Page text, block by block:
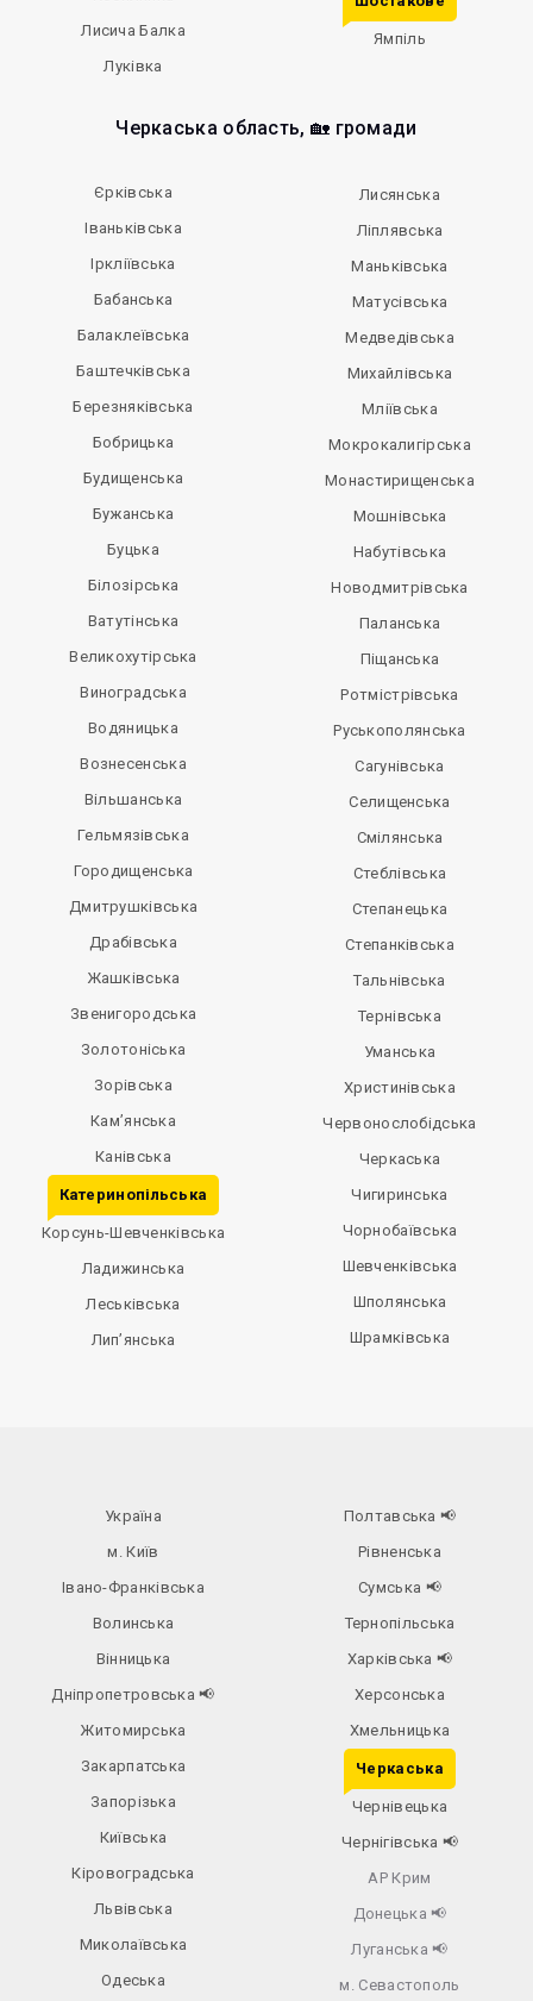
Лисича Балка
Луківка
Ямпіль
Черкаська область, 🏡 громади
Єрківська
Іваньківська
Іркліївська
Бабанська
Балаклеївська
Баштечківська
Березняківська
Бобрицька
Будищенська
Бужанська
Буцька
Білозірська
Ватутінська
Великохутірська
Виноградська
Водяницька
Вознесенська
Вільшанська
Гельмязівська
Городищенська
Дмитрушківська
Драбівська
Жашківська
Звенигородська
Золотоніська
Зорівська
Кам’янська
Канівська
Катеринопільська
Корсунь-Шевченківська
Ладижинська
Леськівська
Лип’янська
Лисянська
Ліплявська
Маньківська
Матусівська
Медведівська
Михайлівська
Мліївська
Мокрокалигірська
Монастирищенська
Мошнівська
Набутівська
Новодмитрівська
Паланська
Піщанська
Ротмістрівська
Руськополянська
Сагунівська
Селищенська
Смілянська
Стеблівська
Степанецька
Степанківська
Тальнівська
Тернівська
Уманська
Христинівська
Червонослобідська
Черкаська
Чигиринська
Чорнобаївська
Шевченківська
Шполянська
Шрамківська
Україна
м. Київ
Івано-Франківська
Волинська
Вінницька
Дніпропетровська📢
Житомирська
Закарпатська
Запорізька
Київська
Кіровоградська
Львівська
Миколаївська
Одеська
Полтавська 📢
Рівненська
Сумська 📢
Тернопільська
Харківська 📢
Херсонська
Хмельницька
Черкаська
Чернівецька
Чернігівська 📢
АР Крим
Донецька 📢
Луганська 📢
м. Севастополь